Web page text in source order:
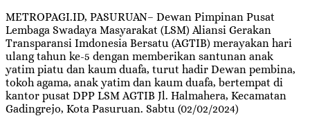
METROPAGI.ID, PASURUAN– Dewan Pimpinan Pusat
Lembaga Swadaya Masyarakat (LSM) Aliansi Gerakan
Transparansi Imdonesia Bersatu (AGTIB) merayakan hari
ulang tahun ke-5 dengan memberikan santunan anak
yatim piatu dan kaum duafa, turut hadir Dewan pembina,
tokoh agama, anak yatim dan kaum duafa, bertempat di
kantor pusat DPP LSM AGTIB Jl. Halmahera, Kecamatan
Gadingrejo, Kota Pasuruan. Sabtu (02/02/2024)